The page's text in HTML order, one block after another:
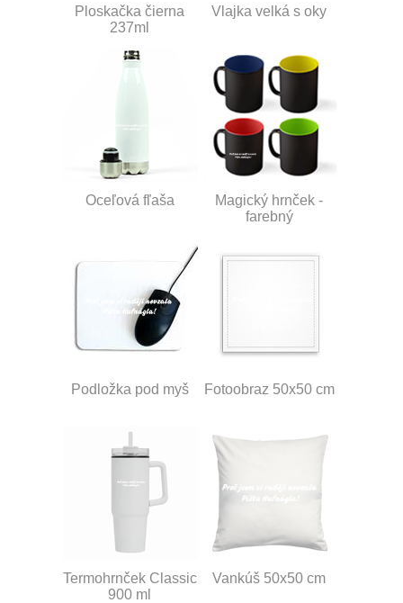
Ploskačka čierna
237ml
Vlajka velká s oky
Oceľová fľaša
Magický hrnček -
farebný
Podložka pod myš Fotoobraz 50x50 cm
Termohrnček Classic
900 ml
Vankúš 50x50 cm